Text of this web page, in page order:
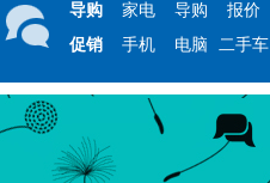
导购 家电 导购 报价
促销
手机 电脑 二手车